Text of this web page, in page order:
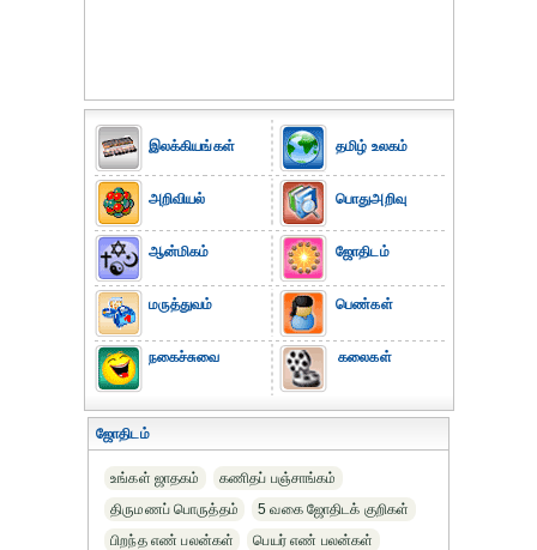
இலக்கியங்கள்
அறிவியல்
ஆன்மிகம்
மருத்துவம்
நகைச்சுவை
தமிழ் உலகம்
பொதுஅறிவு
ஜோதிடம்
பெண்கள்
கலைகள்
ஜோதிடம்
உங்கள் ஜாதகம்
கணிதப் பஞ்சாங்கம்
திருமணப் பொருத்தம்
5 வகை ஜோதிடக் குறிகள்
பிறந்த எண் பலன்கள்
பெயர் எண் பலன்கள்